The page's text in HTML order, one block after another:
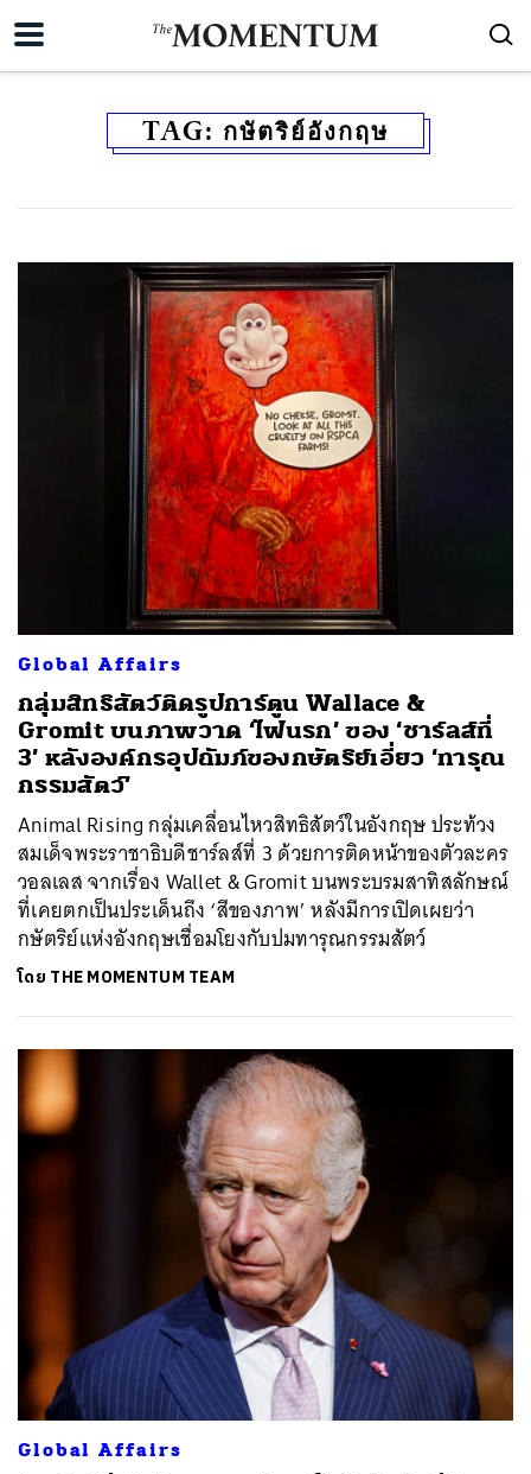
TAG: กษัตริย์อังกฤษ
Global Affairs
กลุ่มสิทธิสัตว์ติดรูปการ์ตูน Wallace &
Gromit บนภาพวาด ‘ไฟนรก’ ของ ‘ชาร์ลส์ที่
3’ หลังองค์กรอุปถัมภ์ของกษัตริย์เอี่ยว ‘ทารุณ
กรรมสัตว์’
Animal Rising กลุ่มเคลื่อนไหวสิทธิสัตว์ในอังกฤษ ประท้วง
สมเด็จพระราชาธิบดีชาร์ลส์ที่ 3 ด้วยการติดหน้าของตัวละคร
วอลเลส จากเรื่อง Wallet & Gromit บนพระบรมสาทิสลักษณ์
ที่เคยตกเป็นประเด็นถึง ‘สีของภาพ’ หลังมีการเปิดเผยว่า
กษัตริย์แห่งอังกฤษเชื่อมโยงกับปมทารุณกรรมสัตว์
โดย THE MOMENTUM TEAM
Global Affairs
SHARE TWEET LINE EMAIL